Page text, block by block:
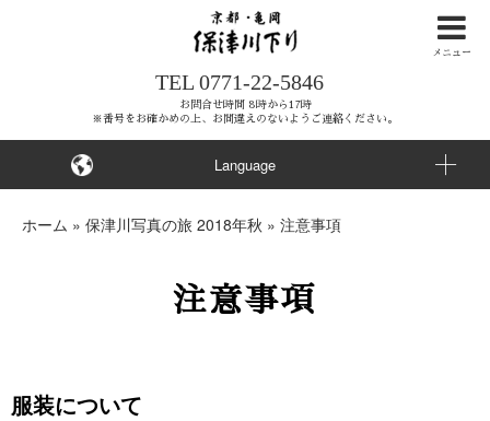
ナ
ビ
ゲ
ー
ョ
ン
を
ッ
メニュー
Language
TEL 0771-22-5846
お問合せ時間 8時から17時
※番号をお確かめの上、お間違えのないようご連絡ください。
ホーム » 保津川写真の旅 2018年秋 » 注意事項
注意事項
服装について